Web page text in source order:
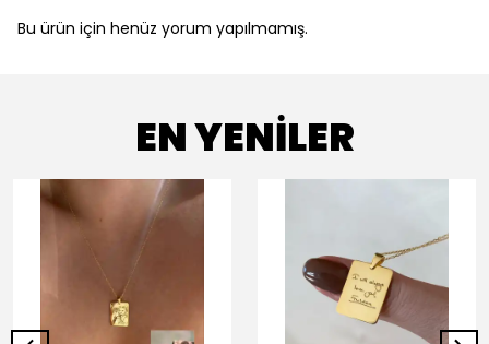
Bu ürün için henüz yorum yapılmamış.
EN YENİLER